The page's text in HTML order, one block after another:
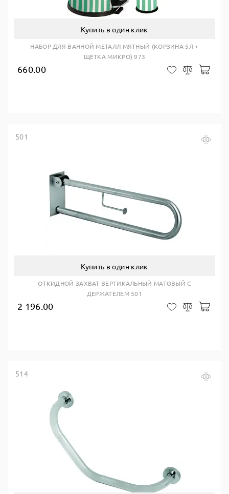
Купить в один клик
НАБОР ДЛЯ ВАННОЙ МЕТАЛЛ МЯТНЫЙ (КОРЗИНА 5Л +
ЩЁТКА МИКРО) 973
660.00 В закладки
Сравнить
501
Купить в один клик
ОТКИДНОЙ ЗАХВАТ ВЕРТИКАЛЬНЫЙ МАТОВЫЙ С
ДЕРЖАТЕЛЕМ 501
2 196.00 В закладки
Сравнить
514